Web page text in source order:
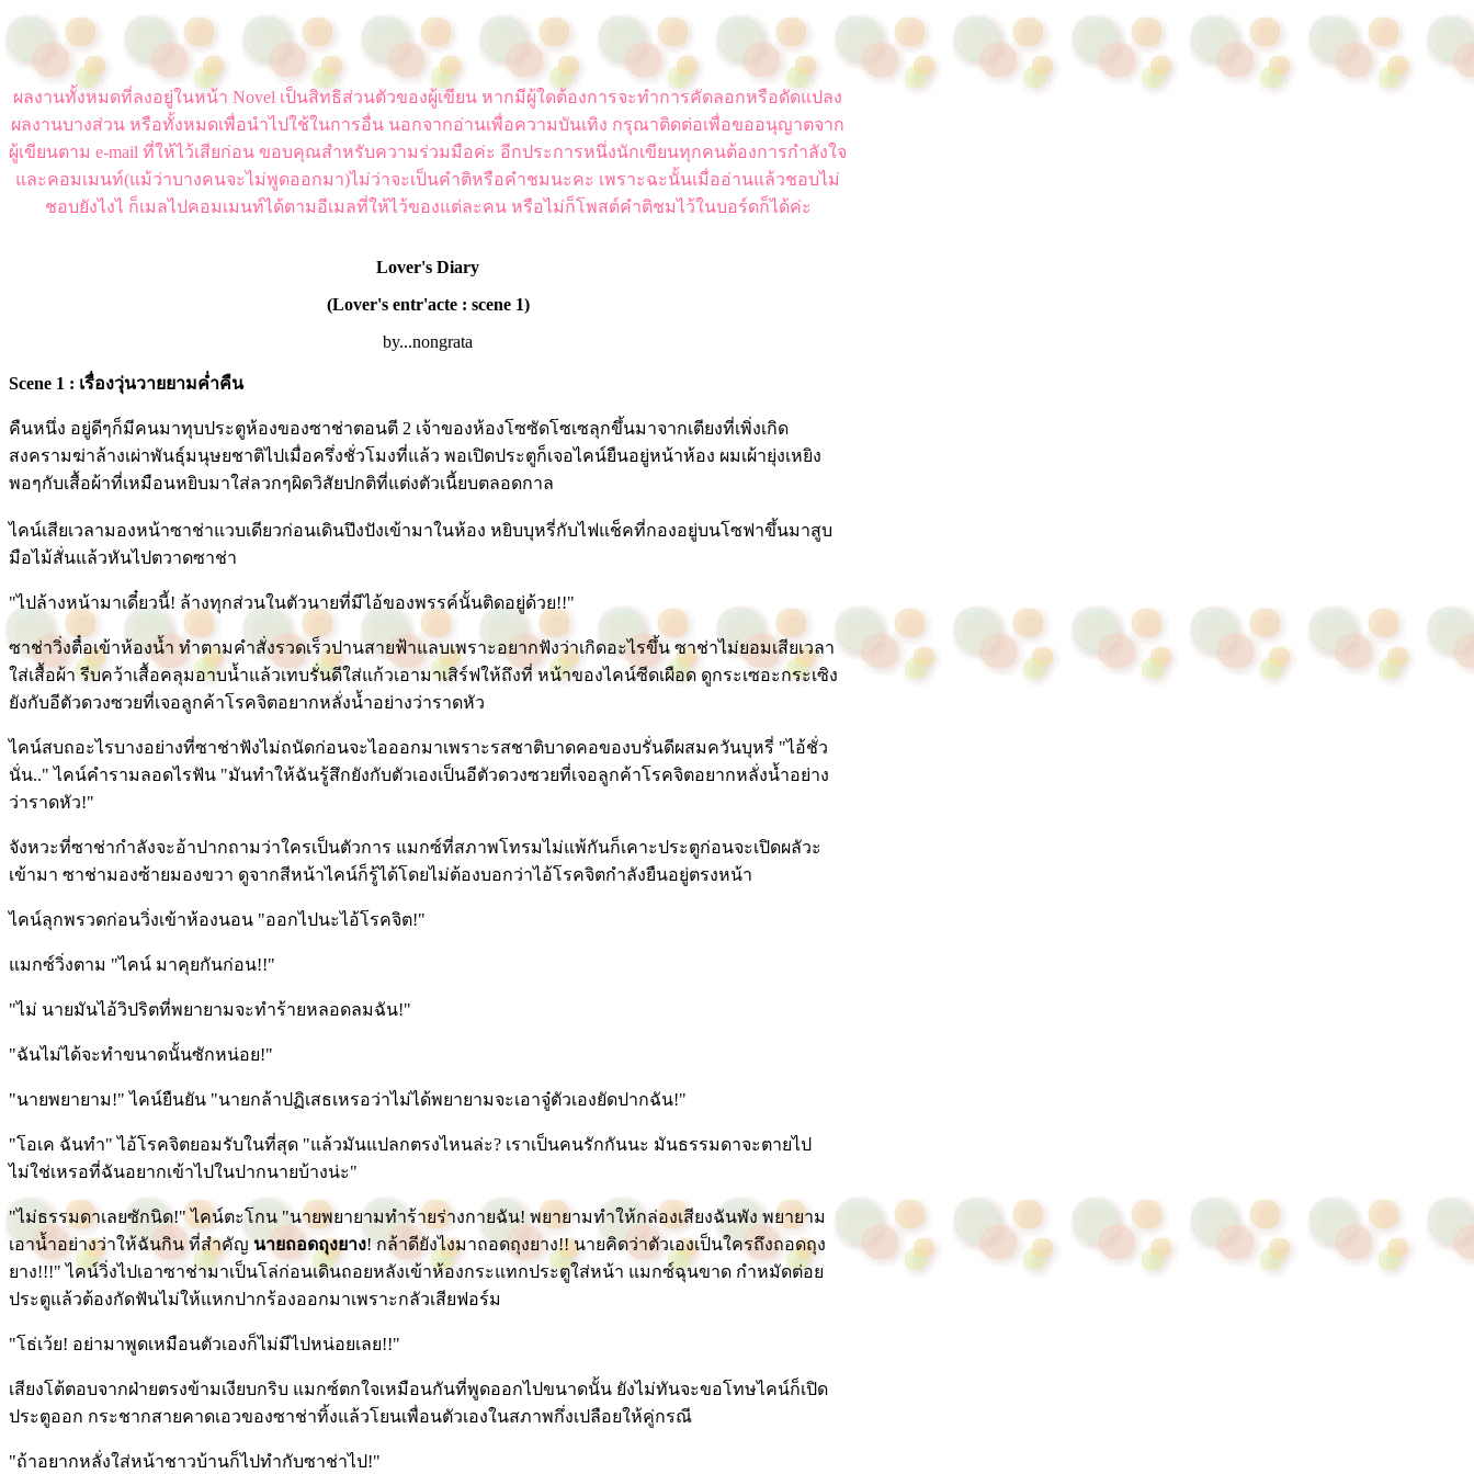
ผลงานทั้งหมดที่ลงอยู่ในหน้า Novel เป็นสิทธิส่วนตัวของผู้เขียน หากมีผู้ใดต้องการจะทำการคัดลอกหรือดัดแปลง
ผลงานบางส่วน หรือทั้งหมดเพื่อนำไปใช้ในการอื่น นอกจากอ่านเพื่อความบันเทิง กรุณาติดต่อเพื่อขออนุญาตจาก
ผู้เขียนตาม e-mail ที่ให้ไว้เสียก่อน ขอบคุณสำหรับความร่วมมือค่ะ อีกประการหนึ่งนักเขียนทุกคนต้องการกำลังใจ
และคอมเมนท์(แม้ว่าบางคนจะไม่พูดออกมา)ไม่ว่าจะเป็นคำติหรือคำชมนะคะ เพราะฉะนั้นเมื่ออ่านแล้วชอบไม่
ชอบยังไงไ ก็เมลไปคอมเมนท์ได้ตามอีเมลที่ให้ไว้ของแต่ละคน หรือไม่ก็โพสต์คำติชมไว้ในบอร์ดก็ได้ค่ะ
Lover's Diary
(Lover's entr'acte : scene 1)
by...nongrata
Scene 1 : เรื่องวุ่นวายยามค่ำคืน
คืนหนึ่ง อยู่ดีๆก็มีคนมาทุบประตูห้องของซาช่าตอนตี 2 เจ้าของห้องโซซัดโซเซลุกขึ้นมาจากเตียงที่เพิ่งเกิด
สงครามฆ่าล้างเผ่าพันธุ์มนุษยชาติไปเมื่อครึ่งชั่วโมงที่แล้ว พอเปิดประตูก็เจอไคน์ยืนอยู่หน้าห้อง ผมเผ้ายุ่งเหยิง
พอๆกับเสื้อผ้าที่เหมือนหยิบมาใส่ลวกๆผิดวิสัยปกติที่แต่งตัวเนี้ยบตลอดกาล
ไคน์เสียเวลามองหน้าซาช่าแวบเดียวก่อนเดินปึงปังเข้ามาในห้อง หยิบบุหรี่กับไฟแช็คที่กองอยู่บนโซฟาขึ้นมาสูบ
มือไม้สั่นแล้วหันไปตวาดซาช่า
"ไปล้างหน้ามาเดี๋ยวนี้! ล้างทุกส่วนในตัวนายที่มีไอ้ของพรรค์นั้นติดอยู่ด้วย!!"
ซาช่าวิ่งตื๋อเข้าห้องน้ำ ทำตามคำสั่งรวดเร็วปานสายฟ้าแลบเพราะอยากฟังว่าเกิดอะไรขึ้น ซาช่าไม่ยอมเสียเวลา
ใส่เสื้อผ้า รีบคว้าเสื้อคลุมอาบน้ำแล้วเทบรั่นดีใส่แก้วเอามาเสิร์ฟให้ถึงที่ หน้าของไคน์ซีดเผือด ดูกระเซอะกระเซิง
ยังกับอีตัวดวงซวยที่เจอลูกค้าโรคจิตอยากหลั่งน้ำอย่างว่าราดหัว
ไคน์สบถอะไรบางอย่างที่ซาช่าฟังไม่ถนัดก่อนจะไอออกมาเพราะรสชาติบาดคอของบรั่นดีผสมควันบุหรี่ "ไอ้ชั่ว
นั่น.." ไคน์คำรามลอดไรฟัน "มันทำให้ฉันรู้สึกยังกับตัวเองเป็นอีตัวดวงซวยที่เจอลูกค้าโรคจิตอยากหลั่งน้ำอย่าง
ว่าราดหัว!"
จังหวะที่ซาช่ากำลังจะอ้าปากถามว่าใครเป็นตัวการ แมกซ์ที่สภาพโทรมไม่แพ้กันก็เคาะประตูก่อนจะเปิดผลัวะ
เข้ามา ซาช่ามองซ้ายมองขวา ดูจากสีหน้าไคน์ก็รู้ได้โดยไม่ต้องบอกว่าไอ้โรคจิตกำลังยืนอยู่ตรงหน้า
ไคน์ลุกพรวดก่อนวิ่งเข้าห้องนอน "ออกไปนะไอ้โรคจิต!"
แมกซ์วิ่งตาม "ไคน์ มาคุยกันก่อน!!"
"ไม่ นายมันไอ้วิปริตที่พยายามจะทำร้ายหลอดลมฉัน!"
"ฉันไม่ได้จะทำขนาดนั้นซักหน่อย!"
"นายพยายาม!" ไคน์ยืนยัน "นายกล้าปฏิเสธเหรอว่าไม่ได้พยายามจะเอาจู๋ตัวเองยัดปากฉัน!"
"โอเค ฉันทำ" ไอ้โรคจิตยอมรับในที่สุด "แล้วมันแปลกตรงไหนล่ะ? เราเป็นคนรักกันนะ มันธรรมดาจะตายไป
ไม่ใช่เหรอที่ฉันอยากเข้าไปในปากนายบ้างน่ะ"
"ไม่ธรรมดาเลยซักนิด!" ไคน์ตะโกน "นายพยายามทำร้ายร่างกายฉัน! พยายามทำให้กล่องเสียงฉันพัง พยายาม
เอาน้ำอย่างว่าให้ฉันกิน ที่สำคัญนายถอดถุงยาง! กล้าดียังไงมาถอดถุงยาง!! นายคิดว่าตัวเองเป็นใครถึงถอดถุง
ยาง!!!" ไคน์วิ่งไปเอาซาช่ามาเป็นโล่ก่อนเดินถอยหลังเข้าห้องกระแทกประตูใส่หน้า แมกซ์ฉุนขาด กำหมัดต่อย
ประตูแล้วต้องกัดฟันไม่ให้แหกปากร้องออกมาเพราะกลัวเสียฟอร์ม
"โธ่เว้ย! อย่ามาพูดเหมือนตัวเองก็ไม่มีไปหน่อยเลย!!"
เสียงโต้ตอบจากฝ่ายตรงข้ามเงียบกริบ แมกซ์ตกใจเหมือนกันที่พูดออกไปขนาดนั้น ยังไม่ทันจะขอโทษไคน์ก็เปิด
ประตูออก กระชากสายคาดเอวของซาช่าทิ้งแล้วโยนเพื่อนตัวเองในสภาพกึ่งเปลือยให้คู่กรณี
"ถ้าอยากหลั่งใส่หน้าชาวบ้านก็ไปทำกับซาช่าไป!"